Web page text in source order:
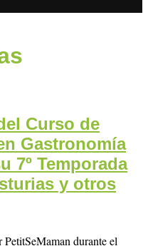
Curso de
Gastronomía
7º Temporada
y otros
durante el